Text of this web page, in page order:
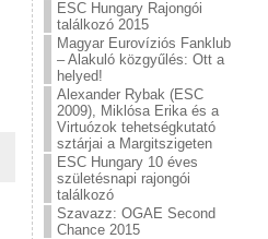
ESC Hungary Rajongói
találkozó 2015
Magyar Eurovíziós Fanklub
– Alakuló közgyűlés: Ott a
helyed!
Alexander Rybak (ESC
2009), Miklósa Erika és a
Virtuózok tehetségkutató
sztárjai a Margitszigeten
ESC Hungary 10 éves
születésnapi rajongói
találkozó
Szavazz: OGAE Second
Chance 2015